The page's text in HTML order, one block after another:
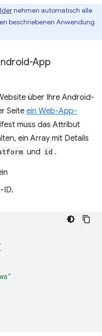
nehmen automatisch alle
beschriebenen Anwendung
App
über Ihre Android-
Seite ein Web-App-
muss das Attribut
ein Array mit Details
und id .
ID.